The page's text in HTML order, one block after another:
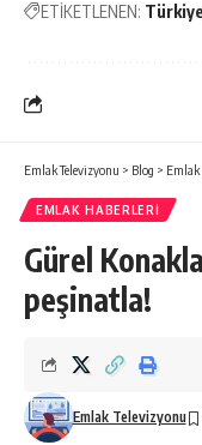
ETİKETLENEN:
Emlak Televizyonu > Blog > Emlak
EMLAK HABERLERI
Gürel
peşinatla!
Emlak Televizyonu